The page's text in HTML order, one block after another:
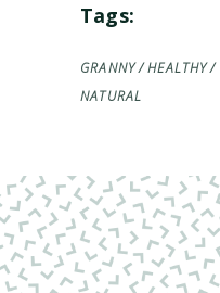
Tags:
GRANNY HEALTHY
NATURAL